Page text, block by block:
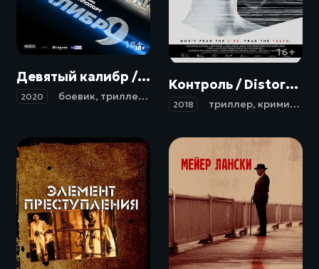
18+
Девятый калибр / Calibro 9 (2020)
2020 боевик, триллер , криминал
16+
Контроль / Distorted (2018)
2018 триллер, криминал